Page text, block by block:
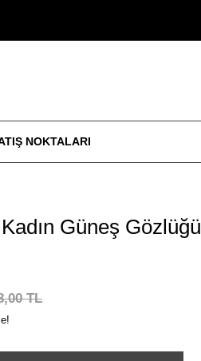
NOKTALARI
Güneş Gözlüğü
TL